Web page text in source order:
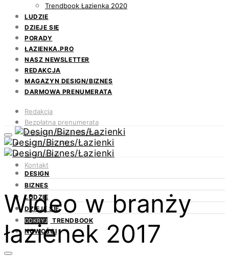
Trendbook Łazienka 2020
LUDZIE
DZIEJE SIĘ
PORADY
ŁAZIENKA.PRO
NASZ NEWSLETTER
REDAKCJA
MAGAZYN DESIGN/BIZNES
DARMOWA PRENUMERATA
Redakcja
Bezpłatna prenumerata
Magazyn Design/Biznes
ŁAZIENKA.PRO
Newsletter
Kontakt
DESIGN
BIZNES
LUDZIE
DZIEJE SIĘ
ODKRYJ
TRENDBOOK
NOWOŚCI
Wideo w branży
łazienek 2017